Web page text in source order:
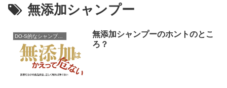
無添加シャンプー
DO-S的なシャンプー解析
無添加シャンプーのホントのとこ
ろ？